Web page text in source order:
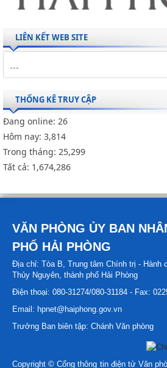
LIÊN KẾT WEB SITE
THỐNG KÊ TRUY CẬP
Đang online: 26
Hôm nay: 3,814
Trong tháng: 25,299
Tất cả: 1,674,286
VĂN PHÒNG ỦY BAN
PHỐ HẢI PHÒNG
Địa chỉ: Tòa B, Trung tâm Chính trị - Hành
Thủy Nguyên, thành phố Hải Phòng
Điện thoại: 080-31274/080-31184 - Fax:
Email: hpnet@haiphong.gov.vn
Trưởng Ban biên tập: Chánh Văn phòng
Copyright © Cổng thông tin điện tử Văn